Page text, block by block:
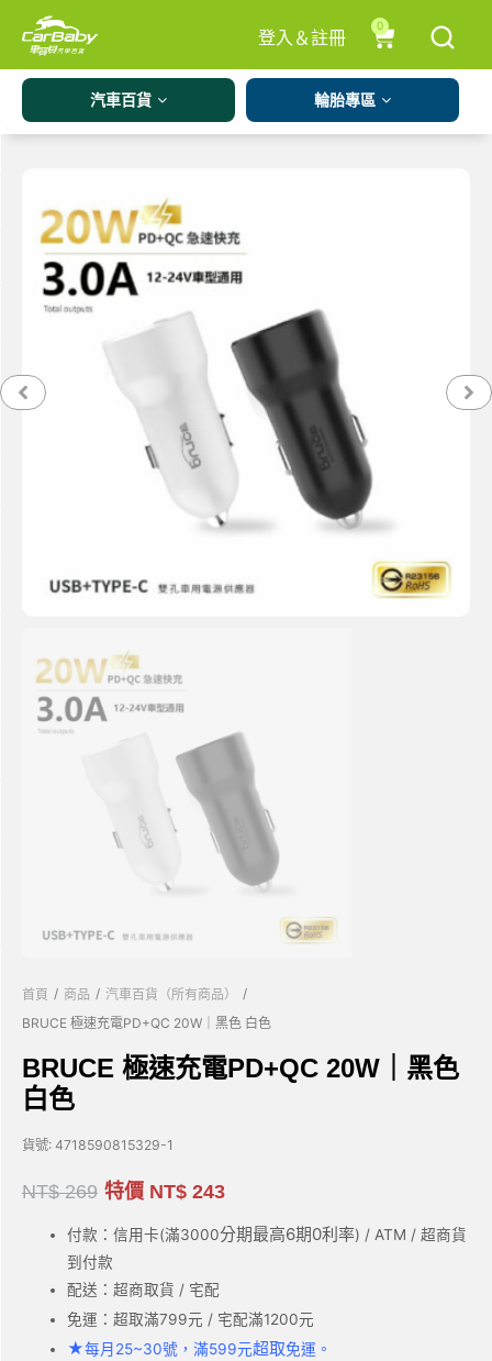
登入＆註冊
0
汽車百貨 輪胎專區
首頁 / 商品 / 汽車百貨（所有商品）
/
BRUCE 極速充電PD+QC 20W｜黑色 白色
BRUCE 極速充電PD+QC 20W｜黑色
白色
貨號: 4718590815329-1
NT$269 特價 NT$ 243
付款：信用卡(滿3000分期最高6期0利率) / ATM / 超商貨
到付款
配送：超商取貨 / 宅配
免運：超取滿799元 / 宅配滿1200元
★每月25~30號，滿599元超取免運。